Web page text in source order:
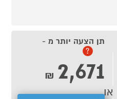
תן הצעה יותר מ -
?
2,671
₪
או